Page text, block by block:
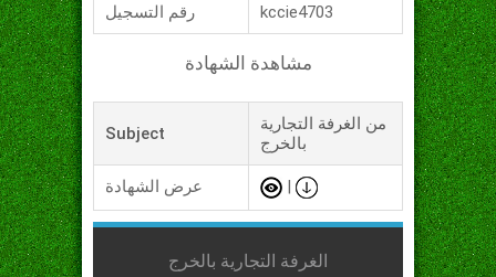
رقم التسجيل kccie4703
مشاهدة الشهادة
Subject
من الغرفة التجارية
بالخرج
عرض الشهادة
الغرفة التجارية بالخرج